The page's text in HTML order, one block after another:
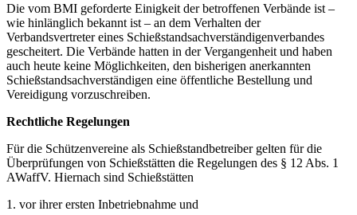
Die vom BMI geforderte Einigkeit der betroffenen Verbände ist –
wie hinlänglich bekannt ist – an dem Verhalten der
Verbandsvertreter eines Schießstandsachverständigenverbandes
gescheitert. Die Verbände hatten in der Vergangenheit und haben
auch heute keine Möglichkeiten, den bisherigen anerkannten
Schießstandsachverständigen eine öffentliche Bestellung und
Vereidigung vorzuschreiben.
Rechtliche Regelungen
Für die Schützenvereine als Schießstandbetreiber gelten für die
Überprüfungen von Schießstätten die Regelungen des § 12 Abs. 1
AWaffV. Hiernach sind Schießstätten
1. vor ihrer ersten Inbetriebnahme und